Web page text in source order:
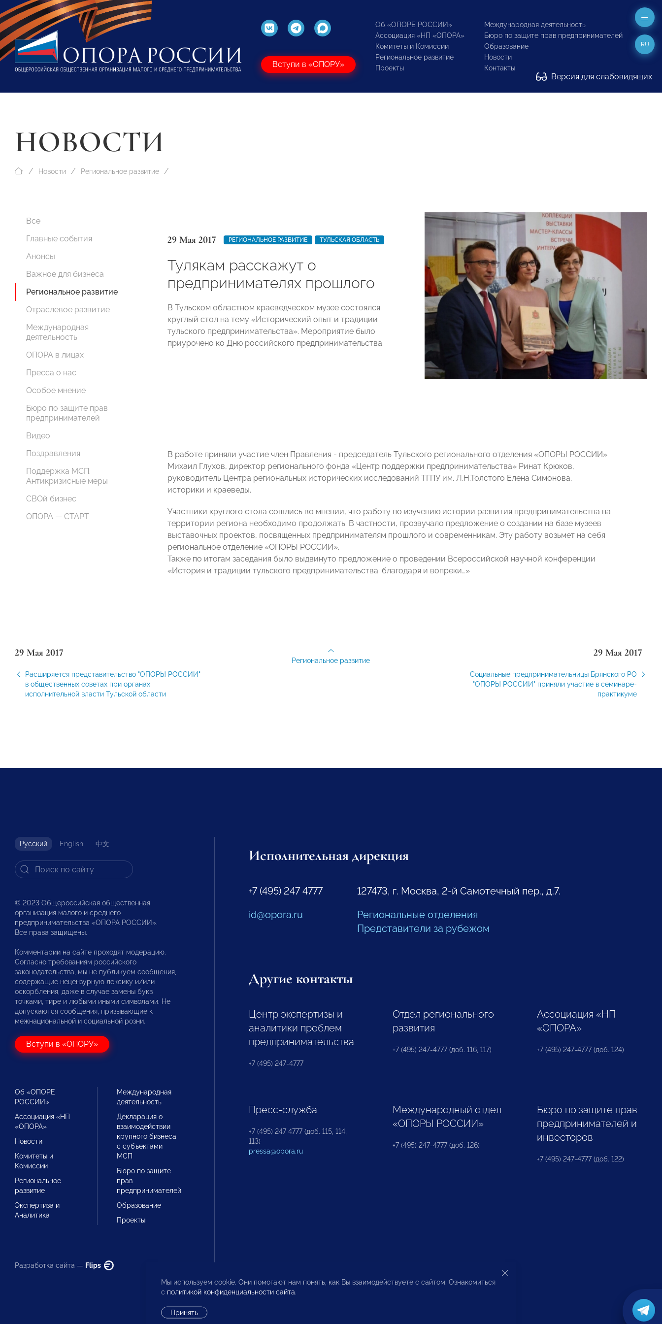
Вступи в «ОПОРУ»
Об «ОПОРЕ РОССИИ»
Ассоциация «НП «ОПОРА»
Комитеты и Комиссии
Региональное развитие
Проекты
Международная деятельность
Бюро по защите прав предпринимателей
Образование
Новости
Контакты
Версия для слабовидящих
RU
НОВОСТИ
Новости Региональное развитие
Все
Главные события
Анонсы
Важное для бизнеса
Региональное развитие
Отраслевое развитие
Международная
деятельность
ОПОРА в лицах
Пресса о нас
Особое мнение
Бюро по защите прав
предпринимателей
Видео
Поздравления
Поддержка МСП.
Антикризисные меры
СВОй бизнес
ОПОРА — СТАРТ
29 Мая 2017 РЕГИОНАЛЬНОЕ РАЗВИТИЕ ТУЛЬСКАЯ ОБЛАСТЬ
Тулякам расскажут о
предпринимателях прошлого
В Тульском областном краеведческом музее состоялся
круглый стол на тему «Исторический опыт и традиции
тульского предпринимательства». Мероприятие было
приурочено ко Дню российского предпринимательства.
В работе приняли участие член Правления - председатель Тульского регионального отделения «ОПОРЫ РОССИИ»
Михаил Глухов, директор регионального фонда «Центр поддержки предпринимательства» Ринат Крюков,
руководитель Центра региональных исторических исследований ТГПУ им. Л.Н.Толстого Елена Симонова,
историки и краеведы.
Участники круглого стола сошлись во мнении, что работу по изучению истории развития предпринимательства на
территории региона необходимо продолжать. В частности, прозвучало предложение о создании на базе музеев
выставочных проектов, посвященных предпринимателям прошлого и современникам. Эту работу возьмет на себя
региональное отделение «ОПОРЫ РОСCИИ».
Также по итогам заседания было выдвинуто предложение о проведении Всероссийской научной конференции
«История и традиции тульского предпринимательства: благодаря и вопреки…»
29 Мая 2017
Расширяется представительство "ОПОРЫ РОССИИ"
в общественных советах при органах
исполнительной власти Тульской области
29 Мая 2017
Социальные предпринимательницы Брянского РО
"ОПОРЫ РОССИИ" приняли участие в семинаре-
практикуме
Региональное развитие
Русский English 中文
© 2023 Общероссийская общественная
организация малого и среднего
предпринимательства «ОПОРА РОССИИ».
Все права защищены.
Комментарии на сайте проходят модерацию.
Согласно требованиям российского
законодательства, мы не публикуем сообщения,
содержащие нецензурную лексику и/или
оскорбления, даже в случае замены букв
точками, тире и любыми иными символами. Не
допускаются сообщения, призывающие к
межнациональной и социальной розни.
Вступи в «ОПОРУ»
Об «ОПОРЕ
РОССИИ»
Ассоциация «НП
«ОПОРА»
Новости
Комитеты и
Комиссии
Региональное
развитие
Экспертиза и
Аналитика
Международная
деятельность
Декларация о
взаимодействии
крупного бизнеса
с субъектами
МСП
Бюро по защите
прав
предпринимателей
Образование
Проекты
Разработка сайта — Flips
Исполнительная дирекция
+7 (495) 247 4777
id@opora.ru
127473, г. Москва, 2-й Самотечный пер., д.7.
Региональные отделения
Представители за рубежом
Другие контакты
Центр экспертизы и
аналитики проблем
предпринимательства
+7 (495) 247-4777
Отдел регионального
развития
+7 (495) 247-4777 (доб. 116, 117)
Ассоциация «НП
«ОПОРА»
+7 (495) 247-4777 (доб. 124)
Пресс-служба
+7 (495) 247 4777 (доб. 115, 114,
113)
pressa@opora.ru
Международный отдел
«ОПОРЫ РОССИИ»
+7 (495) 247-4777 (доб. 126)
Бюро по защите прав
предпринимателей и
инвесторов
+7 (495) 247-4777 (доб. 122)
Мы используем cookie. Они помогают нам понять, как Вы взаимодействуете с сайтом. Ознакомиться
с политикой конфиденциальности сайта.
Принять